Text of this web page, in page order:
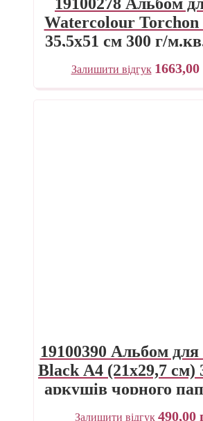
Watercolour
35,5х51 см 300 г/
Fabriano
Залишити відгук 1663,00
19100390 Альбом для
Black А4 (21х29,7 см)
аркушів чорного
Fabriano
Залишити відгук 490,00